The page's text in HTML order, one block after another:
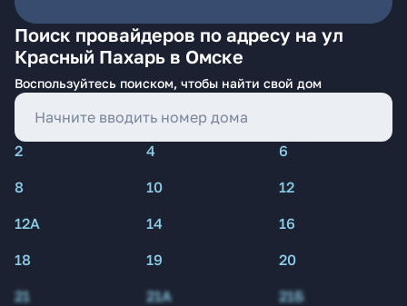
Поиск провайдеров по адресу на ул
Красный Пахарь в Омске
Воспользуйтесь поиском, чтобы найти свой дом
2 4
6
8
10
12
12А
14
16
18
19
20
21
21А 21Б